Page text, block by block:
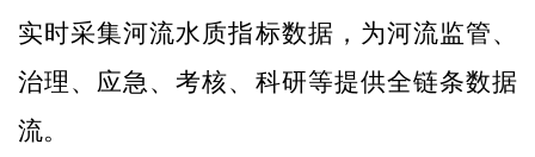
实时采集河流水质指标数据，为河流监管、
治理、应急、考核、科研等提供全链条数据
流。